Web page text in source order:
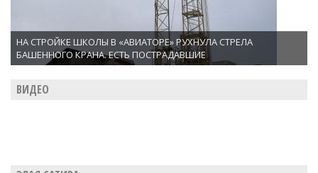
НА СТРОЙКЕ ШКОЛЫ В «АВИАТОРЕ» РУХНУЛА СТРЕЛА
БАШЕННОГО КРАНА. ЕСТЬ ПОСТРАДАВШИЕ
ВИДЕО